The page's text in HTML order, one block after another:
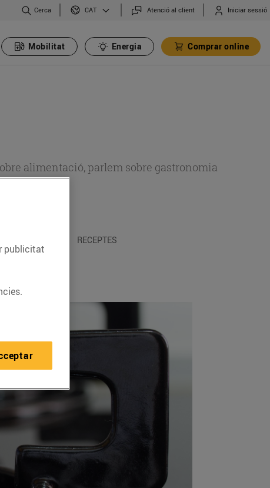
Cerca CAT Atenció al client Iniciar sessió
Mobilitat Energia Comprar online
alimentació, parlem sobre gastronomia
RECEPTES
publicitat